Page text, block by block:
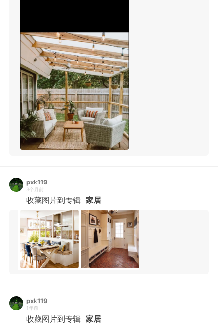
pxk119
3个月前
收藏图片到专辑 家居
pxk119
1年前
收藏图片到专辑 家居